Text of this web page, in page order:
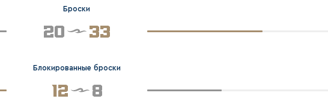
Броски
20 33
Блокированные броски
12 8